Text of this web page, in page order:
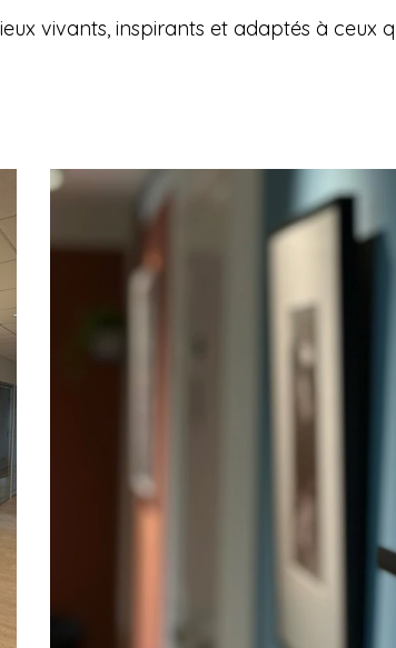
vivants, inspirants et adaptés à ceux